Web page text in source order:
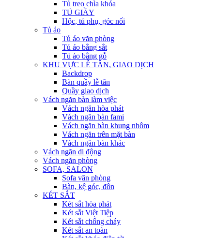
Tủ treo chìa khóa
TỦ GIẦY
Hộc, tủ phụ, góc nối
Tủ áo
Tủ áo văn phòng
Tủ áo bằng sắt
Tủ áo bằng gỗ
KHU VỰC LỄ TÂN, GIAO DỊCH
Backdrop
Bàn quầy lễ tân
Quầy giao dịch
Vách ngăn bàn làm việc
Vách ngăn hòa phát
Vách ngăn bàn fami
Vách ngăn bàn khung nhôm
Vách ngăn trên mặt bàn
Vách ngăn bàn khác
Vách ngăn di động
Vách ngăn phòng
SOFA, SALON
Sofa văn phòng
Bàn, kệ góc, đôn
KÉT SẮT
Két sắt hòa phát
Két sắt Việt Tiệp
Két sắt chống cháy
Két sắt an toàn